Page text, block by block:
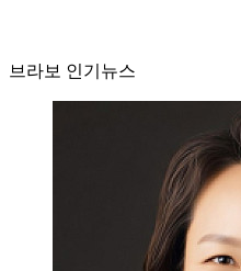
브라보 인기뉴스